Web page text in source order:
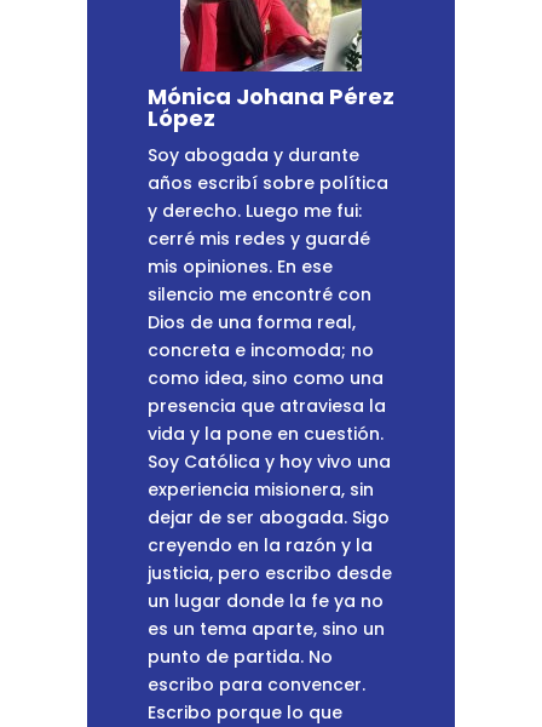
Mónica Johana Pérez
López
Soy abogada y durante
años escribí sobre política
y derecho. Luego me fui:
cerré mis redes y guardé
mis opiniones. En ese
silencio me encontré con
Dios de una forma real,
concreta e incomoda; no
como idea, sino como una
presencia que atraviesa la
vida y la pone en cuestión.
Soy Católica y hoy vivo una
experiencia misionera, sin
dejar de ser abogada. Sigo
creyendo en la razón y la
justicia, pero escribo desde
un lugar donde la fe ya no
es un tema aparte, sino un
punto de partida. No
escribo para convencer.
Escribo porque lo que